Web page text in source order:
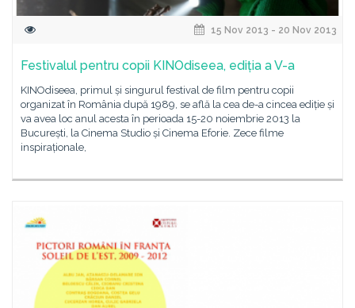
15 Nov 2013 - 20 Nov 2013
Festivalul pentru copii KINOdiseea, ediția a V-a
KINOdiseea, primul și singurul festival de film pentru copii
organizat în România după 1989, se află la cea de-a cincea ediție și
va avea loc anul acesta în perioada 15-20 noiembrie 2013 la
București, la Cinema Studio și Cinema Eforie. Zece filme
inspiraționale,